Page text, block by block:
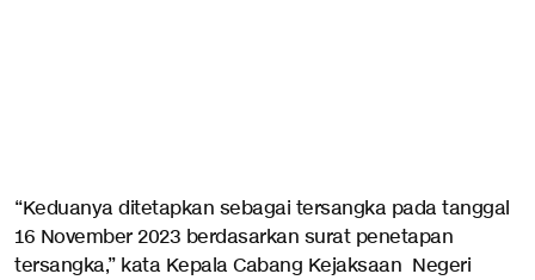
“Keduanya ditetapkan sebagai tersangka pada tanggal
16 November 2023 berdasarkan surat penetapan
tersangka,” kata Kepala Cabang Kejaksaan Negeri